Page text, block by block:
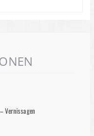
Vernissagen